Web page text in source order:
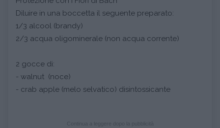
Diluire in una boccetta il seguente preparato:
1/3 alcool (brandy)
2/3 acqua oligominerale (non acqua corrente)
2 gocce di:
- walnut (noce)
- crab apple (melo selvatico) disintossicante